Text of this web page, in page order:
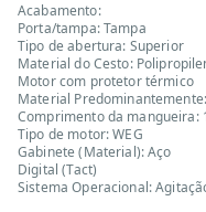
Acabamento:
Porta/tampa: Tampa
Tipo de abertura: Superior
Material do Cesto:
Motor com protetor térmico
Material
Comprimento da mangueira:
Tipo de motor: WEG
Gabinete (Material): Aço
Digital (Tact)
Sistema Operacional: